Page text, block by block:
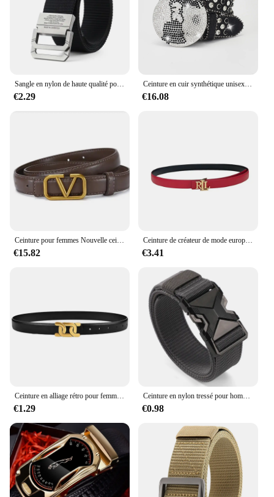
€2.29
Ceinture en cuir synthétique unisexe, style punk, western, BlingBling, diamant, boucle ronde, cristal d'eau
€16.08
€15.82
Ceinture de créateur de mode européenne et américaine pour femmes, ceinture de vêtements polyvalente, lisse et double face, 03
€3.41
Ceinture en alliage rétro pour femme, ceinture de jean décontractée, jupe longue haut de gamme, ceinture de pantalon, 1PC
€1.29
Ceinture en nylon tressé pour homme, léger, respirant, neuf, 125cm, 03
€0.98